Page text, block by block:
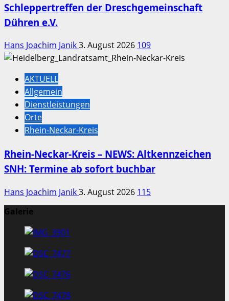
Schleppertreffen der Dreschgemeinschaft
Dühren e.V.
Hans Joachim Janik3. August 2026 109
AKTUELL
Allgemein
Dienstleistungen
Orte
Rhein-Neckar-Kreis
Rhein-Neckar-Kreis – NEWS: Altkennzeichen
SNH: Termine ab sofort buchbar
Hans Joachim Janik3. August 2026 115
Galerie